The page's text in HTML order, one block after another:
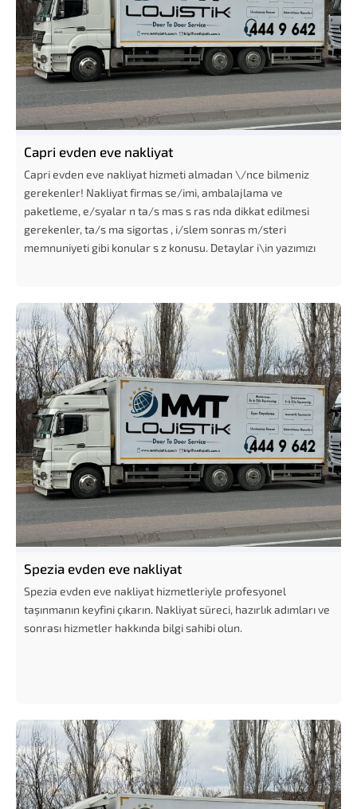
Capri evden eve nakliyat
Capri evden eve nakliyat hizmeti almadan \/nce bilmeniz
gerekenler! Nakliyat firmas se/imi, ambalajlama ve
paketleme, e/syalar n ta/s mas s ras nda dikkat edilmesi
gerekenler, ta/s ma sigortas , i/slem sonras m/steri
memnuniyeti gibi konular s z konusu. Detaylar i\in yazımızı
Spezia evden eve nakliyat
Spezia evden eve nakliyat hizmetleriyle profesyonel
taşınmanın keyfini çıkarın. Nakliyat süreci, hazırlık adımları ve
sonrası hizmetler hakkında bilgi sahibi olun.